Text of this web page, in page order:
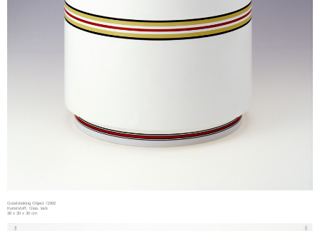
Good-looking Object /1992
Kunststoff, Glas, lack
36 x 30 x 30 cm